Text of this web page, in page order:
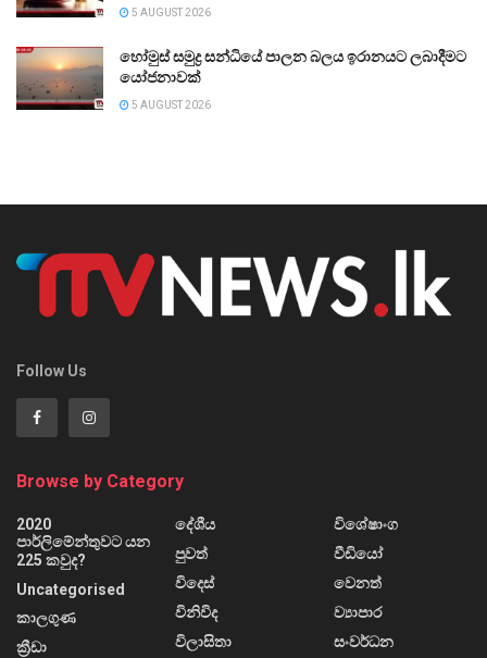
5 AUGUST 2026
හෝමුස් සමුද්‍ර සන්ධියේ පාලන බලය ඉරානයට ලබාදීමට
යෝජනාවක්
5 AUGUST 2026
Follow Us
Browse by Category
2020
පාර්ලිමේන්තුවට යන
225 කවුද?
Uncategorised
කාලගුණ
ක්‍රීඩා
දේශීය
පුවත්
විදෙස්
විනිවිද
විලාසිතා
විශේෂාංග
වීඩියෝ
වෙනත්
ව්‍යාපාර
සංවර්ධන